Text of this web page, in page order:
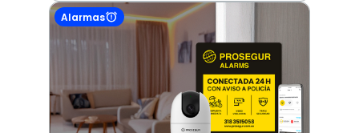
Alarmas